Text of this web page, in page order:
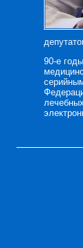
90-е